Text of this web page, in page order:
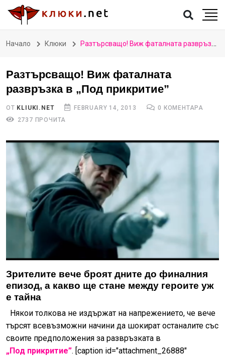
Начало Клюки Разтърсващо! Виж фаталната развръзка в „Под прикритие”
Разтърсващо! Виж фаталната
развръзка в „Под прикритие”
ОТ KLIUKI.NET FEBRUARY 14, 2013
0 КОМЕНТАРА
2737 ПРОЧИТА
Зрителите вече броят дните до финалния
епизод, а какво ще стане между героите уж
е тайна
Някои толкова не издържат на напрежението, че вече
търсят всевъзможни начини да шокират останалите със
своите предположения за развръзката в
„Под прикритие”. [caption id="attachment_26888"